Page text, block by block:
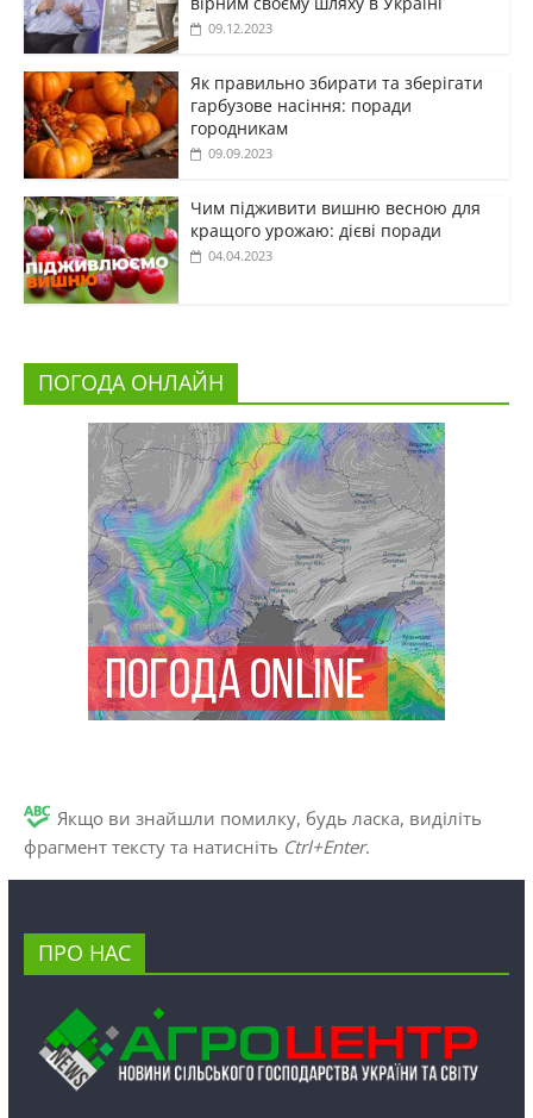
09.12.2023
Як правильно збирати та зберігати
гарбузове насіння: поради
городникам
09.09.2023
Чим підживити вишню весною для
кращого урожаю: дієві поради
04.04.2023
ПОГОДА ОНЛАЙН
Якщо ви знайшли помилку, будь ласка, виділіть
фрагмент тексту та натисніть Ctrl+Enter.
ПРО НАС